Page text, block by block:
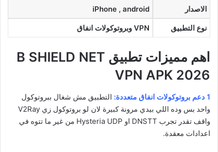
الاصدار iPhone , android
نوع التطبيق VPN وبروتوكولات انفاق
اهم مميزات تطبيق B SHIELD NET
VPN APK 2026
1 دعم بروتوكولات انفاق متعددة:
التطبيق مش شغال ببروتوكول
واحد بس وده اللي بيدي مرونة كبيرة لان لو بروتوكول زي V2Ray
واقف تقدر تجرب DNSTT او Hysteria UDP من غير ما تتوه في
اعدادات معقدة.